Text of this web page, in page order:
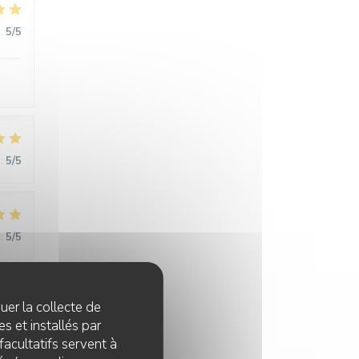
la collecte de
et installés par
servent à
: 5/5
: 5/5
: 5/5
5/5